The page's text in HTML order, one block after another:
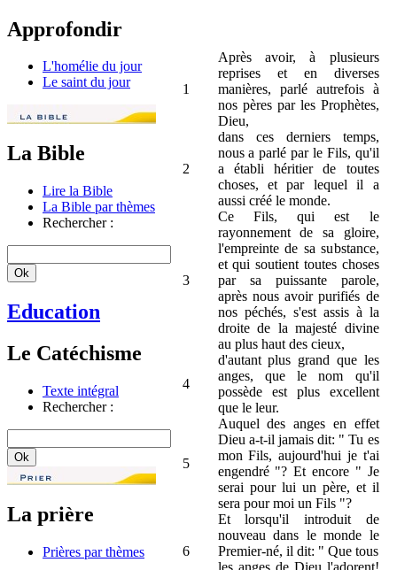
Approfondir
L'homélie du jour
Le saint du jour
La Bible
Lire la Bible
La Bible par thèmes
Rechercher :
Education
Le Catéchisme
Texte intégral
Rechercher :
La prière
Prières par thèmes
1
Après avoir, à plusieurs
reprises et en diverses
manières, parlé autrefois à
nos pères par les Prophètes,
Dieu,
2
dans ces derniers temps,
nous a parlé par le Fils, qu'il
a établi héritier de toutes
choses, et par lequel il a
aussi créé le monde.
3
Ce Fils, qui est le
rayonnement de sa gloire,
l'empreinte de sa substance,
et qui soutient toutes choses
par sa puissante parole,
après nous avoir purifiés de
nos péchés, s'est assis à la
droite de la majesté divine
au plus haut des cieux,
4
d'autant plus grand que les
anges, que le nom qu'il
possède est plus excellent
que le leur.
5
Auquel des anges en effet
Dieu a-t-il jamais dit: " Tu es
mon Fils, aujourd'hui je t'ai
engendré "? Et encore " Je
serai pour lui un père, et il
sera pour moi un Fils "?
6
Et lorsqu'il introduit de
nouveau dans le monde le
Premier-né, il dit: " Que tous
les anges de Dieu l'adorent!